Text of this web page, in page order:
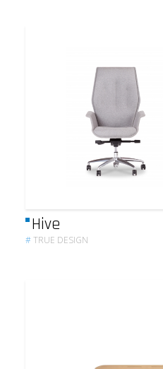
Hive
#TRUE DESIGN